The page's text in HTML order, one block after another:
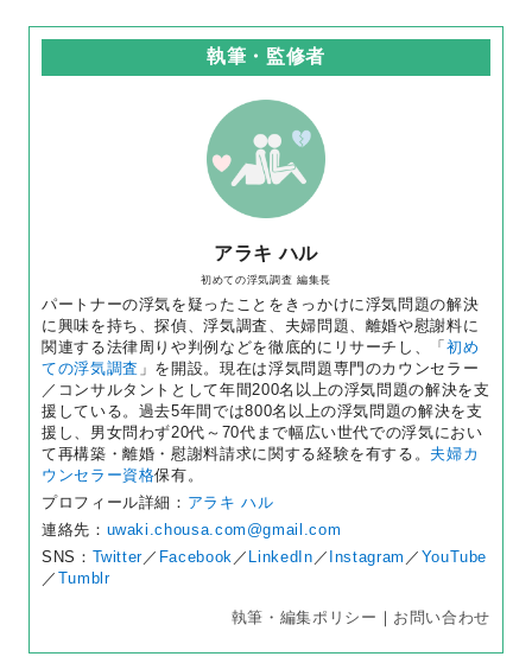
執筆・監修者
アラキ ハル
初めての浮気調査 編集長
パートナーの浮気を疑ったことをきっかけに浮気問題の解決
に興味を持ち、探偵、浮気調査、夫婦問題、離婚や慰謝料に
関連する法律周りや判例などを徹底的にリサーチし、「 初め
ての浮気調査 」を開設。現在は浮気問題専門のカウンセラー
／コンサルタントとして年間200名以上の浮気問題の解決を支
援している。過去5年間では800名以上の浮気問題の解決を支
援し、男女問わず20代～70代まで幅広い世代での浮気におい
て再構築・離婚・慰謝料請求に関する経験を有する。 夫婦カ
ウンセラー資格保有。
プロフィール詳細： アラキ ハル
連絡先： uwaki.chousa.com@gmail.com
SNS： Twitter／ Facebook ／ LinkedIn ／ Instagram ／ YouTube
／ Tumblr
執筆・編集ポリシー ｜ お問い合わせ